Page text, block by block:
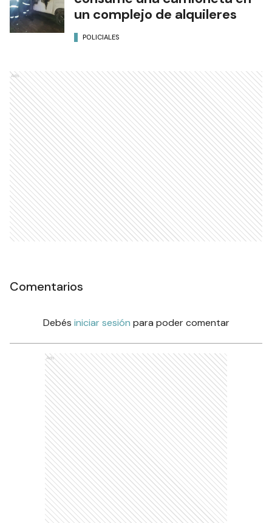
un complejo de alquileres
POLICIALES
Ads
Comentarios
Debés iniciar sesión para poder comentar
Ads